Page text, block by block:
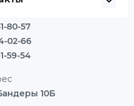
80-57
02-66
59-54
10Б